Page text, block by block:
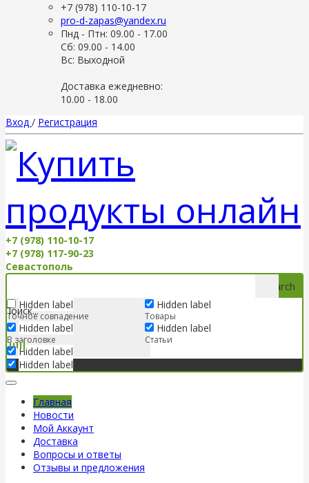
+7 (978) 110-10-17
pro-d-zapas@yandex.ru
Пнд - Птн: 09.00 - 17.00
Сб: 09.00 - 14.00
Вс: Выходной
Доставка ежедневно:
10.00 - 18.00
Вход / Регистрация
+7 (978) 110-10-17
+7 (978) 117-90-23
Севастополь
Search
Hidden label
Точное совпадение
Hidden label
В заголовке
Hidden label
Hidden label
Hidden label
Товары
Hidden label
Статьи
Главная
Новости
Мой Аккаунт
Доставка
Вопросы и ответы
Отзывы и предложения